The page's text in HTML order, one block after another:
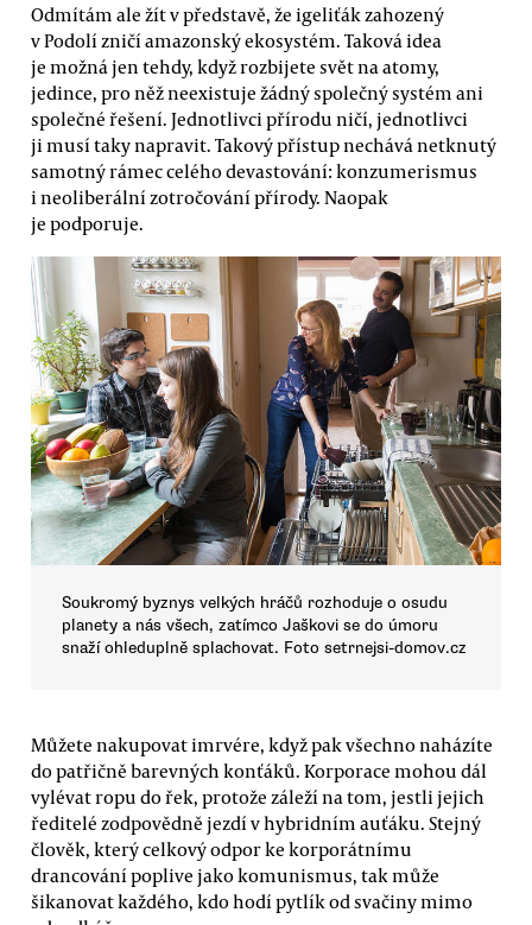
Odmítám ale žít v představě, že igeliťák zahozený
v Podolí zničí amazonský ekosystém. Taková idea
je možná jen tehdy, když rozbijete svět na atomy,
jedince, pro něž neexistuje žádný společný systém ani
společné řešení. Jednotlivci přírodu ničí, jednotlivci
ji musí taky napravit. Takový přístup nechává netknutý
samotný rámec celého devastování: konzumerismus
i neoliberální zotročování přírody. Naopak
je podporuje.
Soukromý byznys velkých hráčů rozhoduje o osudu
planety a nás všech, zatímco Jaškovi se do úmoru
snaží ohleduplně splachovat. Foto setrnejsi-domov.cz
Můžete nakupovat imrvére, když pak všechno naházíte
do patřičně barevných konťáků. Korporace mohou dál
vylévat ropu do řek, protože záleží na tom, jestli jejich
ředitelé zodpovědně jezdí v hybridním auťáku. Stejný
člověk, který celkový odpor ke korporátnímu
drancování poplive jako komunismus, tak může
šikanovat každého, kdo hodí pytlík od svačiny mimo